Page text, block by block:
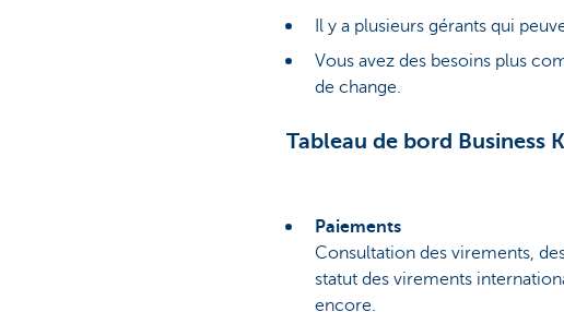
Il y a plusieurs gérants qui
Vous avez des besoins plus
de change.
Tableau de bord
Paiements
Consultation des virements,
statut des virements
encore.